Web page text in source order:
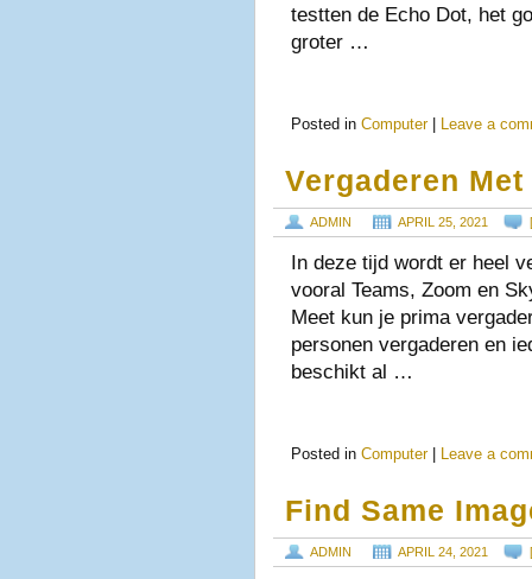
testten de Echo Dot, het
groter …
Posted in Computer Leave a
Vergaderen
ADMIN APRIL 25, 2021
In deze tijd wordt er heel
vooral Teams, Zoom en
Meet kun je prima
personen vergaderen en
beschikt al …
Posted in Computer Leave a
Find Same
ADMIN APRIL 24, 2021